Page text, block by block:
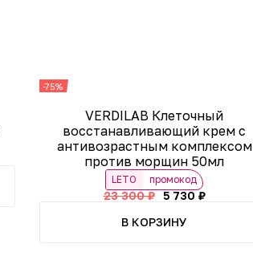
-75%
VERDILAB Клеточный
восстанавливающий крем с
антивозрастным комплексом
против морщин 50мл
LETO промокод
23 300 ₽
5 730 ₽
В КОРЗИНУ